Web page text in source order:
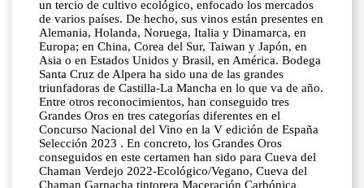
un tercio de cultivo ecológico, enfocado los mercados
de varios países. De hecho, sus vinos están presentes en
Alemania, Holanda, Noruega, Italia y Dinamarca, en
Europa; en China, Corea del Sur, Taiwan y Japón, en
Asia o en Estados Unidos y Brasil, en América. Bodega
Santa Cruz de Alpera ha sido una de las grandes
triunfadoras de Castilla-La Mancha en lo que va de año.
Entre otros reconocimientos, han conseguido tres
Grandes Oros en tres categorías diferentes en el
Concurso Nacional del Vino en la V edición de España
Selección 2023 . En concreto, los Grandes Oros
conseguidos en este certamen han sido para Cueva del
Chaman Verdejo 2022-Ecológico/Vegano, Cueva del
Chaman Garnacha tintorera Maceración Carbónica